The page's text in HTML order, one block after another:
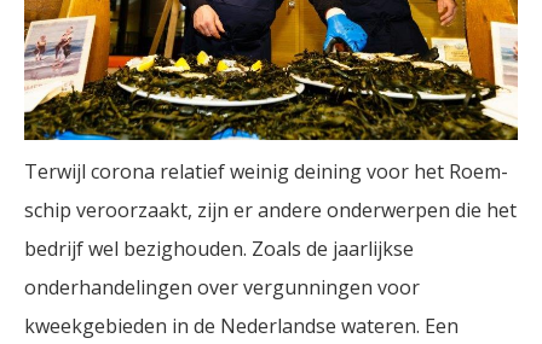
Terwijl corona relatief weinig deining voor het Roem-
schip veroorzaakt, zijn er andere onderwerpen die het
bedrijf wel bezighouden. Zoals de jaarlijkse
onderhandelingen over vergunningen voor
kweekgebieden in de Nederlandse wateren. Een